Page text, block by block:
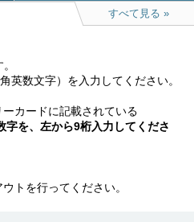
すべて見る
英数文字）を入力してください。
カードに記載されている
字を、左から9桁入力してくださ
トを行ってください。